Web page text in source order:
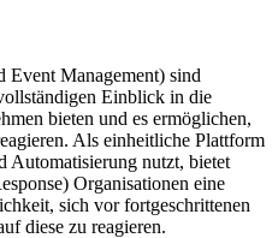
Management) sind
Einblick in die
bieten und es ermöglichen,
Als einheitliche Plattform
Automatisierung nutzt, bietet
Organisationen eine
sich vor fortgeschrittenen
diese zu reagieren.